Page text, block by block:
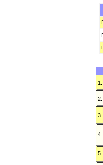
1.
2.
3.
4.
5.